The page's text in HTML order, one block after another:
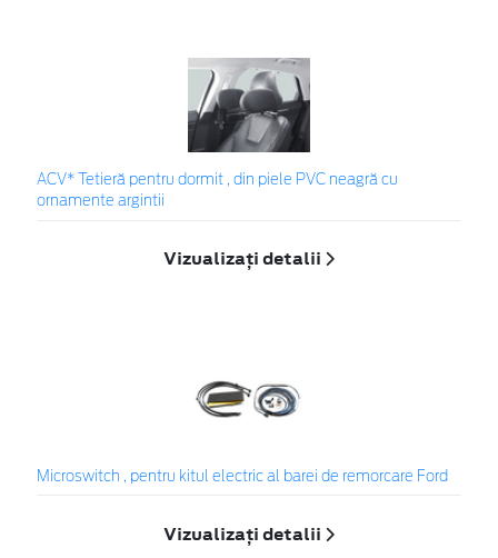
ACV* Tetieră pentru dormit , din piele PVC neagră cu
ornamente argintii
Vizualizați detalii
Microswitch , pentru kitul electric al barei de remorcare Ford
Vizualizați detalii